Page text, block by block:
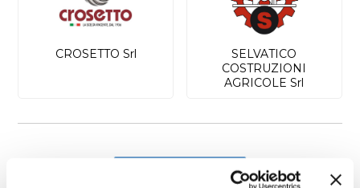
CROSETTO Srl
SELVATICO
COSTRUZIONI
AGRICOLE Srl